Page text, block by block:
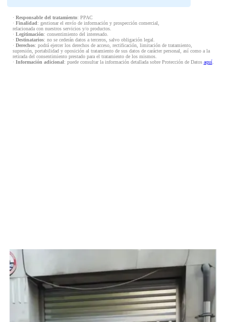
· Responsable del tratamiento: PPAC
· Finalidad: gestionar el envío de información y prospección comercial,
relacionada con nuestros servicios y/o productos.
· Legitimación: consentimiento del interesado.
· Destinatarios: no se cederán datos a terceros, salvo obligación legal.
· Derechos: podrá ejercer los derechos de acceso, rectificación, limitación de tratamiento,
supresión, portabilidad y oposición al tratamiento de sus datos de carácter personal, así como a la
retirada del consentimiento prestado para el tratamiento de los mismos.
· Información adicional: puede consultar la información detallada sobre Protección de Datos aquí.